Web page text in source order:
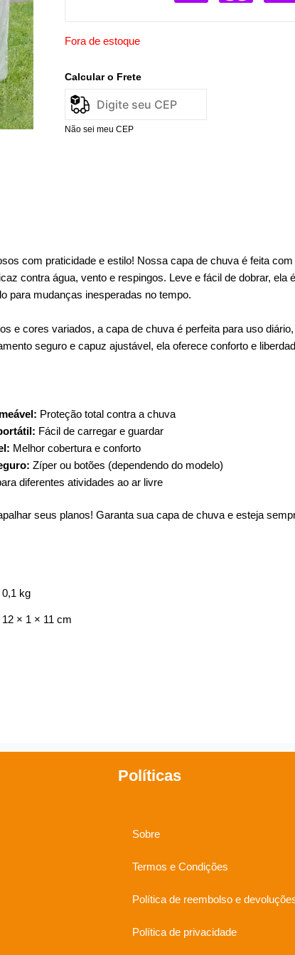
Fora de estoque
Calcular o Frete
Não sei meu CEP
com praticidade e estilo! Nossa capa de chuva é feita
contra água, vento e respingos. Leve e fácil de dobrar, ela
para mudanças inesperadas no tempo.
e cores variados, a capa de chuva é perfeita para uso
seguro e capuz ajustável, ela oferece conforto e
Proteção total contra a chuva
Fácil de carregar e guardar
Melhor cobertura e conforto
Zíper ou botões (dependendo do modelo)
diferentes atividades ao ar livre
seus planos! Garanta sua capa de chuva e esteja
0,1 kg
12 × 1 × 11 cm
Políticas
Sobre
Termos e Condições
Política de reembolso e
Política de privacidade